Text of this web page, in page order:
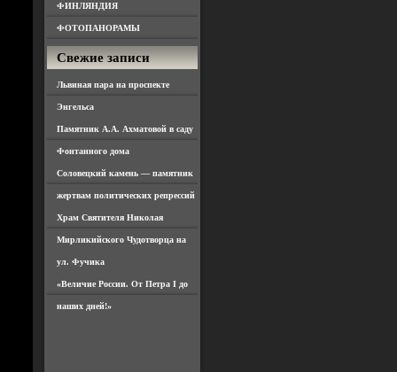
ФИНЛЯНДИЯ
ФОТОПАНОРАМЫ
Свежие записи
Львиная пара на проспекте
Энгельса
Памятник А.А. Ахматовой в саду
Фонтанного дома
Соловецкий камень — памятник
жертвам политических репрессий
Храм Святителя Николая
Мирликийского Чудотворца на
ул. Фучика
«Величие России. От Петра I до
наших дней!»